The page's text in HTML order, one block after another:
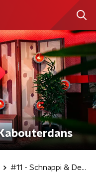
#11 - Schnappi & De Kabouterdans